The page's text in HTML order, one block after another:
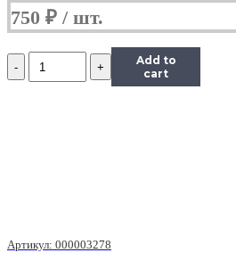
750 ₽
Количество
Чернила
Add to
cart
Артикул: 000003278